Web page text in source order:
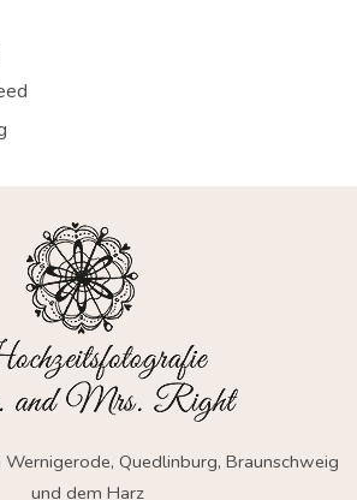
Quedlinburg, Braunschweig
und dem Harz